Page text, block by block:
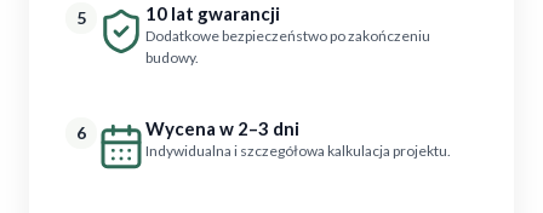
5 10 lat gwarancji
Dodatkowe bezpieczeństwo po zakończeniu
budowy.
6 Wycena w 2–3 dni
Indywidualna i szczegółowa kalkulacja projektu.